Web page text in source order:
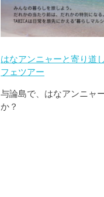
はなアンニャーと寄り道
フェツアー
与論島で、はなアンニャ
か？